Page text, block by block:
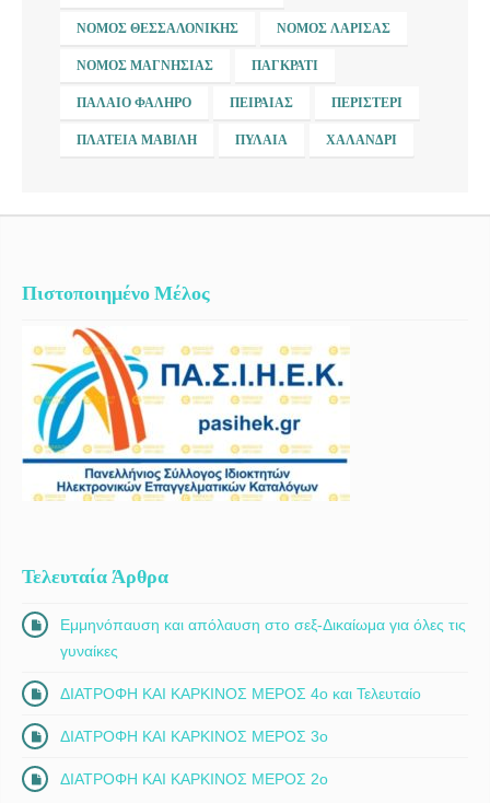
ΝΟΜΌΣ ΘΕΣΣΑΛΟΝΊΚΗΣ ΝΟΜΌΣ ΛΆΡΙΣΑΣ
ΝΟΜΌΣ ΜΑΓΝΗΣΊΑΣ ΠΑΓΚΡΆΤΙ
ΠΑΛΑΙΌ ΦΆΛΗΡΟ ΠΕΙΡΑΙΆΣ ΠΕΡΙΣΤΈΡΙ
ΠΛΑΤΕΊΑ ΜΑΒΊΛΗ ΠΥΛΑΊΑ ΧΑΛΆΝΔΡΙ
Πιστοποιημένο Μέλος
Τελευταία Άρθρα
Εμμηνόπαυση και απόλαυση στο σεξ-Δικαίωμα για όλες τις
γυναίκες
ΔΙΑΤΡΟΦΗ ΚΑΙ ΚΑΡΚΙΝΟΣ ΜΕΡΟΣ 4ο και Τελευταίο
ΔΙΑΤΡΟΦΗ ΚΑΙ ΚΑΡΚΙΝΟΣ ΜΕΡΟΣ 3ο
ΔΙΑΤΡΟΦΗ ΚΑΙ ΚΑΡΚΙΝΟΣ ΜΕΡΟΣ 2ο